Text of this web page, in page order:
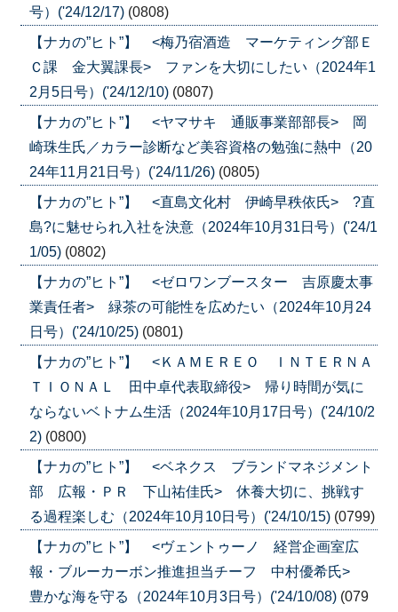
号）('24/12/17) (0808)
【ナカの”ヒト”】 <梅乃宿酒造 マーケティング部Ｅ
Ｃ課 金大翼課長> ファンを大切にしたい（2024年1
2月5日号）('24/12/10) (0807)
【ナカの”ヒト”】 <ヤマサキ 通販事業部部長> 岡
崎珠生氏／カラー診断など美容資格の勉強に熱中（20
24年11月21日号）('24/11/26) (0805)
【ナカの”ヒト”】 <直島文化村 伊崎早秩依氏> ?直
島?に魅せられ入社を決意（2024年10月31日号）('24/1
1/05) (0802)
【ナカの”ヒト”】 <ゼロワンブースター 吉原慶太事
業責任者> 緑茶の可能性を広めたい（2024年10月24
日号）('24/10/25) (0801)
【ナカの”ヒト”】 <ＫＡＭＥＲＥＯ ＩＮＴＥＲＮＡ
ＴＩＯＮＡＬ 田中卓代表取締役> 帰り時間が気に
ならないベトナム生活（2024年10月17日号）('24/10/2
2) (0800)
【ナカの”ヒト”】 <ベネクス ブランドマネジメント
部 広報・ＰＲ 下山祐佳氏> 休養大切に、挑戦す
る過程楽しむ（2024年10月10日号）('24/10/15) (0799)
【ナカの”ヒト”】 <ヴェントゥーノ 経営企画室広
報・ブルーカーボン推進担当チーフ 中村優希氏>
豊かな海を守る（2024年10月3日号）('24/10/08) (079